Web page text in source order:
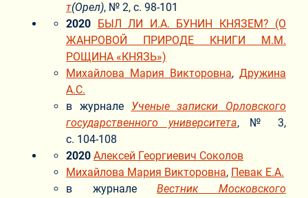
т(Орел), № 2, с. 98-101
2020
БЫЛ ЛИ И.А. БУНИН КНЯЗЕМ? (О
ЖАНРОВОЙ ПРИРОДЕ КНИГИ М.М.
РОЩИНА «КНЯЗЬ»)
Михайлова Мария Викторовна, Дружина
А.С.
в журнале Ученые записки Орловского
государственного университета, № 3,
с. 104-108
2020 Алексей Георгиевич Соколов
Михайлова Мария Викторовна, Певак Е.А.
в журналеВестник Московского